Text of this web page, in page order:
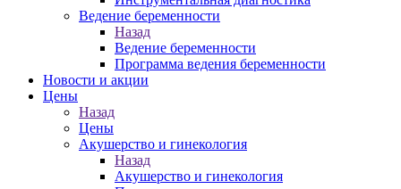
Ведение беременности
Назад
Ведение беременности
Программа ведения беременности
Новости и акции
Цены
Назад
Цены
Акушерство и гинекология
Назад
Акушерство и гинекология